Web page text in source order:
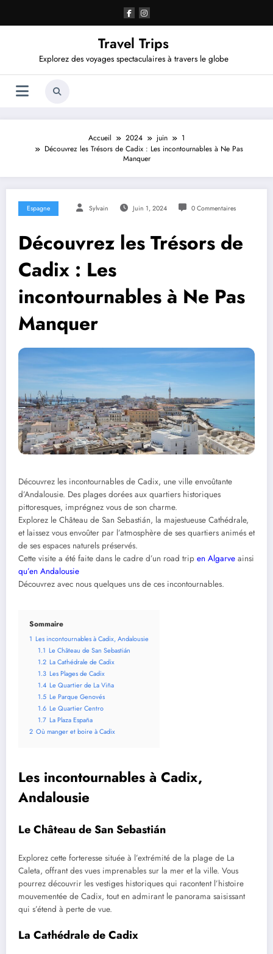
contenu
Travel Trips
Explorez des voyages spectaculaires à travers le globe
Accueil 2024 juin
1
Découvrez les Trésors de Cadix : Les incontournables à Ne Pas
Manquer
Espagne Sylvain Juin 1, 2024 0 Commentaires
Découvrez les Trésors de
Cadix : Les
incontournables à Ne Pas
Manquer
Découvrez les incontournables de Cadix, une ville envoûtante
d’Andalousie. Des plages dorées aux quartiers historiques
pittoresques, imprégnez vous de son charme.
Explorez le Château de San Sebastián, la majestueuse Cathédrale,
et laissez vous envoûter par l’atmosphère de ses quartiers animés et
de ses espaces naturels préservés.
Cette visite a été faite dans le cadre d’un road trip en Algarve ainsi
qu’en Andalousie
Découvrez avec nous quelques uns de ces incontournables.
Sommaire
1 Les incontournables à Cadix, Andalousie
1.1 Le Château de San Sebastián
1.2 La Cathédrale de Cadix
1.3 Les Plages de Cadix
1.4 Le Quartier de La Viña
1.5 Le Parque Genovés
1.6 Le Quartier Centro
1.7 La Plaza España
2 Où manger et boire à Cadix
Les incontournables à Cadix,
Andalousie
Le Château de San Sebastián
Explorez cette forteresse située à l’extrémité de la plage de La
Caleta, offrant des vues imprenables sur la mer et la ville. Vous
pourrez découvrir les vestiges historiques qui racontent l’histoire
mouvementée de Cadix, tout en admirant le panorama saisissant
qui s’étend à perte de vue.
La Cathédrale de Cadix